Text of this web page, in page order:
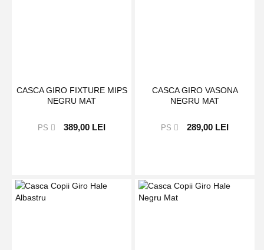
CASCA GIRO FIXTURE MIPS
NEGRU MAT
PS 389,00 LEI
CASCA GIRO VASONA
NEGRU MAT
PS 289,00 LEI